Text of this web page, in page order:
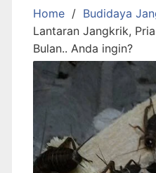
Home
Budidaya
Lantaran Jangkrik,
Bulan.. Anda ingin?